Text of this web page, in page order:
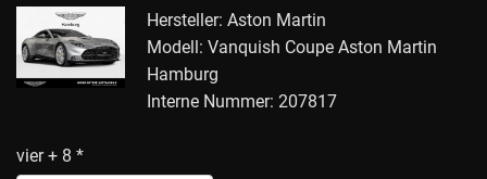
Hersteller: Aston Martin
Modell: Vanquish Coupe Aston Martin
Hamburg
Interne Nummer: 207817
vier + 8 *